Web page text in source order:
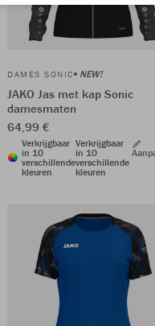
DAMES SONIC NEW!
JAKO Jas met kap Sonic
damesmaten
64,99 €
Verkrijgbaar
in 10
verschillende
kleuren
Verkrijgbaar
in 10
verschillende
kleuren